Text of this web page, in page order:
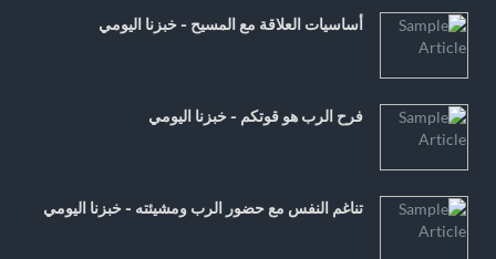
أساسيات العلاقة مع المسيح - خبزنا اليومي
فرح الرب هو قوتكم - خبزنا اليومي
تناغم النفس مع حضور الرب ومشيئته - خبزنا اليومي